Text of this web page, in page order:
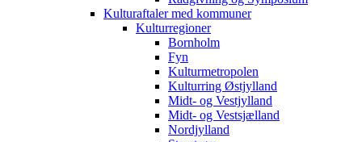
Kulturaftaler med kommuner
Kulturregioner
Bornholm
Fyn
Kulturmetropolen
Kulturring Østjylland
Midt- og Vestjylland
Midt- og Vestsjælland
Nordjylland